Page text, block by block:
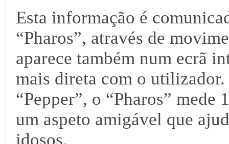
Esta informação é
“Pharos”, através de
aparece também num ecrã
mais direta com o
“Pepper”, o “Pharos”
um aspeto amigável que
idosos.